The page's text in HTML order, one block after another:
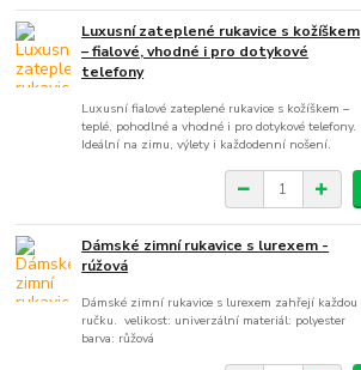
Luxusní zateplené rukavice s kožíškem
– fialové, vhodné i pro dotykové
telefony
Luxusní fialové zateplené rukavice s kožíškem –
teplé, pohodlné a vhodné i pro dotykové telefony.
Ideální na zimu, výlety i každodenní nošení.
Dámské zimní rukavice s lurexem -
rúžová
Dámské zimní rukavice s lurexem zahřejí každou
ručku. velikost: univerzální materiál: polyester
barva: růžová